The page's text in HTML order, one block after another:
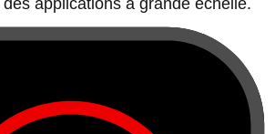
applications à grande échelle.